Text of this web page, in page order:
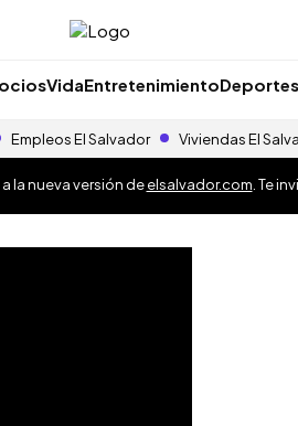
VidaEntretenimientoDeportes
Empleos El Salvador Viviendas El
la nueva versión deelsalvador.com . Te